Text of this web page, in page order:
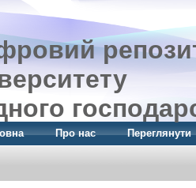
Про нас Переглянути